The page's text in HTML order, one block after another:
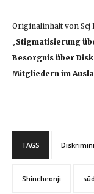
Originalinhalt von
Stigmatisierung
Besorgnis über
Mitgliedern im
TAGS
Shincheonji